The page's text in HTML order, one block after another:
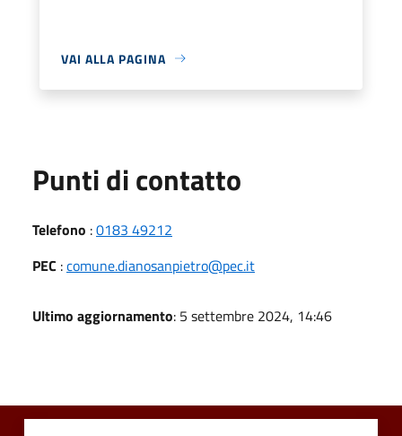
VAI ALLA PAGINA
Punti di contatto
Telefono :0183 49212
PEC :comune.dianosanpietro@pec.it
Ultimo aggiornamento: 5 settembre 2024, 14:46